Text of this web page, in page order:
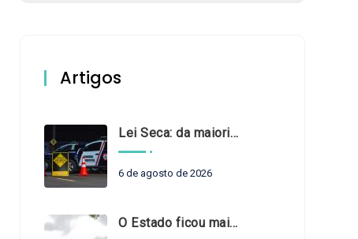
Artigos
Lei Seca: da maioridade à maturidade
6 de agosto de 2026
O Estado ficou mais complexo. O controle precisa acompanhar